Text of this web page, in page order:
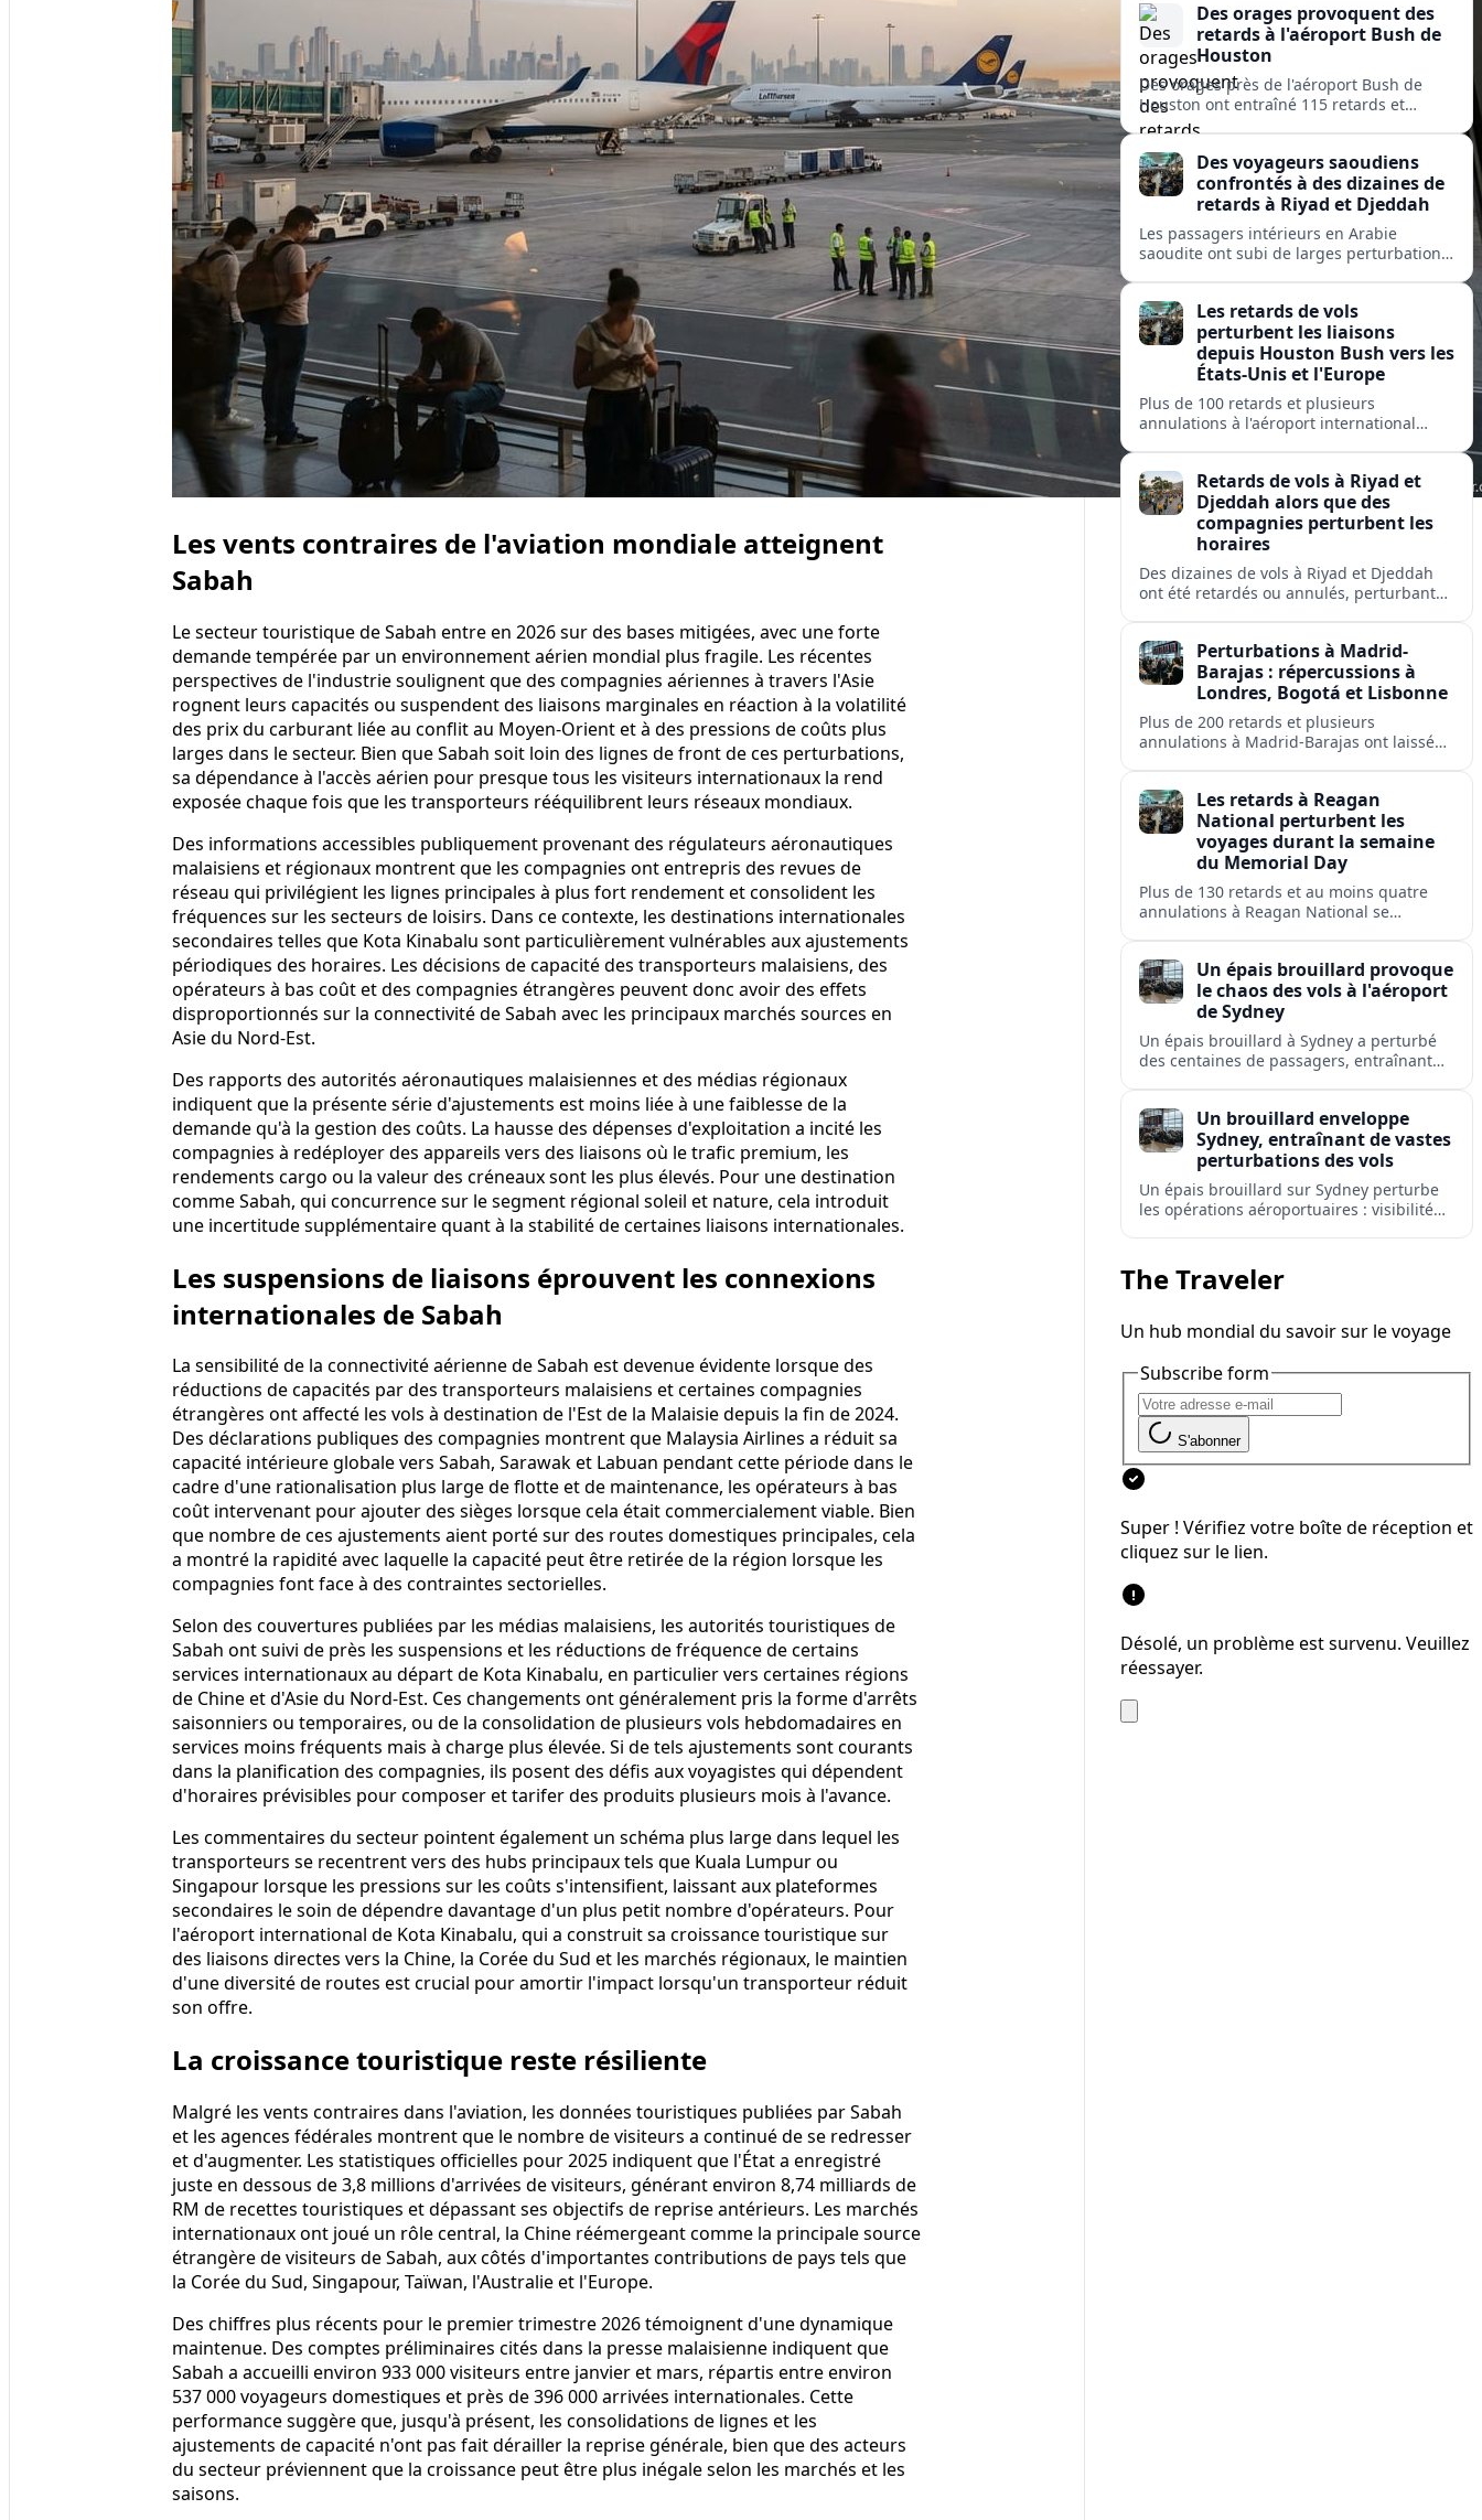
Les vents contraires de l'aviation mondiale atteignent
Sabah
Le secteur touristique de Sabah entre en 2026 sur des bases mitigées, avec une forte
demande tempérée par un environnement aérien mondial plus fragile. Les récentes
perspectives de l'industrie soulignent que des compagnies aériennes à travers l'Asie
rognent leurs capacités ou suspendent des liaisons marginales en réaction à la volatilité
des prix du carburant liée au conflit au Moyen-Orient et à des pressions de coûts plus
larges dans le secteur. Bien que Sabah soit loin des lignes de front de ces perturbations,
sa dépendance à l'accès aérien pour presque tous les visiteurs internationaux la rend
exposée chaque fois que les transporteurs rééquilibrent leurs réseaux mondiaux.
Des informations accessibles publiquement provenant des régulateurs aéronautiques
malaisiens et régionaux montrent que les compagnies ont entrepris des revues de
réseau qui privilégient les lignes principales à plus fort rendement et consolident les
fréquences sur les secteurs de loisirs. Dans ce contexte, les destinations internationales
secondaires telles que Kota Kinabalu sont particulièrement vulnérables aux ajustements
périodiques des horaires. Les décisions de capacité des transporteurs malaisiens, des
opérateurs à bas coût et des compagnies étrangères peuvent donc avoir des effets
disproportionnés sur la connectivité de Sabah avec les principaux marchés sources en
Asie du Nord-Est.
Des rapports des autorités aéronautiques malaisiennes et des médias régionaux
indiquent que la présente série d'ajustements est moins liée à une faiblesse de la
demande qu'à la gestion des coûts. La hausse des dépenses d'exploitation a incité les
compagnies à redéployer des appareils vers des liaisons où le trafic premium, les
rendements cargo ou la valeur des créneaux sont les plus élevés. Pour une destination
comme Sabah, qui concurrence sur le segment régional soleil et nature, cela introduit
une incertitude supplémentaire quant à la stabilité de certaines liaisons internationales.
Les suspensions de liaisons éprouvent les connexions
internationales de Sabah
La sensibilité de la connectivité aérienne de Sabah est devenue évidente lorsque des
réductions de capacités par des transporteurs malaisiens et certaines compagnies
étrangères ont affecté les vols à destination de l'Est de la Malaisie depuis la fin de 2024.
Des déclarations publiques des compagnies montrent que Malaysia Airlines a réduit sa
capacité intérieure globale vers Sabah, Sarawak et Labuan pendant cette période dans le
cadre d'une rationalisation plus large de flotte et de maintenance, les opérateurs à bas
coût intervenant pour ajouter des sièges lorsque cela était commercialement viable. Bien
que nombre de ces ajustements aient porté sur des routes domestiques principales, cela
a montré la rapidité avec laquelle la capacité peut être retirée de la région lorsque les
compagnies font face à des contraintes sectorielles.
Selon des couvertures publiées par les médias malaisiens, les autorités touristiques de
Sabah ont suivi de près les suspensions et les réductions de fréquence de certains
services internationaux au départ de Kota Kinabalu, en particulier vers certaines régions
de Chine et d'Asie du Nord-Est. Ces changements ont généralement pris la forme d'arrêts
saisonniers ou temporaires, ou de la consolidation de plusieurs vols hebdomadaires en
services moins fréquents mais à charge plus élevée. Si de tels ajustements sont courants
dans la planification des compagnies, ils posent des défis aux voyagistes qui dépendent
d'horaires prévisibles pour composer et tarifer des produits plusieurs mois à l'avance.
Les commentaires du secteur pointent également un schéma plus large dans lequel les
transporteurs se recentrent vers des hubs principaux tels que Kuala Lumpur ou
Singapour lorsque les pressions sur les coûts s'intensifient, laissant aux plateformes
secondaires le soin de dépendre davantage d'un plus petit nombre d'opérateurs. Pour
l'aéroport international de Kota Kinabalu, qui a construit sa croissance touristique sur
des liaisons directes vers la Chine, la Corée du Sud et les marchés régionaux, le maintien
d'une diversité de routes est crucial pour amortir l'impact lorsqu'un transporteur réduit
son offre.
La croissance touristique reste résiliente
Malgré les vents contraires dans l'aviation, les données touristiques publiées par Sabah
et les agences fédérales montrent que le nombre de visiteurs a continué de se redresser
et d'augmenter. Les statistiques officielles pour 2025 indiquent que l'État a enregistré
juste en dessous de 3,8 millions d'arrivées de visiteurs, générant environ 8,74 milliards de
RM de recettes touristiques et dépassant ses objectifs de reprise antérieurs. Les marchés
internationaux ont joué un rôle central, la Chine réémergeant comme la principale source
étrangère de visiteurs de Sabah, aux côtés d'importantes contributions de pays tels que
la Corée du Sud, Singapour, Taïwan, l'Australie et l'Europe.
Des chiffres plus récents pour le premier trimestre 2026 témoignent d'une dynamique
maintenue. Des comptes préliminaires cités dans la presse malaisienne indiquent que
Sabah a accueilli environ 933 000 visiteurs entre janvier et mars, répartis entre environ
537 000 voyageurs domestiques et près de 396 000 arrivées internationales. Cette
performance suggère que, jusqu'à présent, les consolidations de lignes et les
ajustements de capacité n'ont pas fait dérailler la reprise générale, bien que des acteurs
du secteur préviennent que la croissance peut être plus inégale selon les marchés et les
saisons.
et les aéroports isolés, de Toronto à
Kuujjuaq.
Des orages provoquent des
retards à l'aéroport Bush de
Houston
Des orages près de l'aéroport Bush de
Houston ont entraîné 115 retards et
quelques annulations, affectant United,
des hubs majeurs aux États-Unis et en
Europe.
Des voyageurs saoudiens
confrontés à des dizaines de
retards à Riyad et Djeddah
Les passagers intérieurs en Arabie
saoudite ont subi de larges perturbations
Djeddah.Les retards de vols
perturbent les liaisons
depuis Houston Bush vers les
États-Unis et l'Europe
Plus de 100 retards et plusieurs
annulations à l'aéroport international
sur des liaisons clés nationales et
transatlantiques.
Retards de vols à Riyad et
Djeddah alors que des
compagnies perturbent les
horaires
Des dizaines de vols à Riyad et Djeddah
ont été retardés ou annulés, perturbant
Perturbations à Madrid-
Barajas : répercussions à
Londres, Bogotá et Lisbonne
Plus de 200 retards et plusieurs
annulations à Madrid-Barajas ont laissé
Avianca et Air Europa.
Les retards à Reagan
National perturbent les
voyages durant la semaine
du Memorial Day
Plus de 130 retards et au moins quatre
annulations à Reagan National se
Un épais brouillard provoque
le chaos des vols à l'aéroport
de Sydney
Un épais brouillard à Sydney a perturbé
des centaines de passagers, entraînant
Un brouillard enveloppe
Sydney, entraînant de vastes
perturbations des vols
Un épais brouillard sur Sydney perturbe
les opérations aéroportuaires : visibilité
réseaux de vols domestiques et
internationaux.
The Traveler
Un hub mondial du savoir sur le voyage
Subscribe form
S'abonner
Super ! Vérifiez votre boîte de réception et
cliquez sur le lien.
Désolé, un problème est survenu. Veuillez
réessayer.